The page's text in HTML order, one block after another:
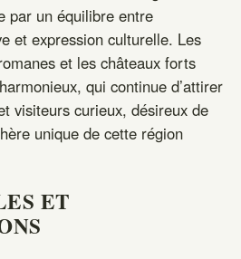
par un équilibre entre
et expression culturelle. Les
et les châteaux forts
qui continue d’attirer
visiteurs curieux, désireux de
unique de cette région
ET